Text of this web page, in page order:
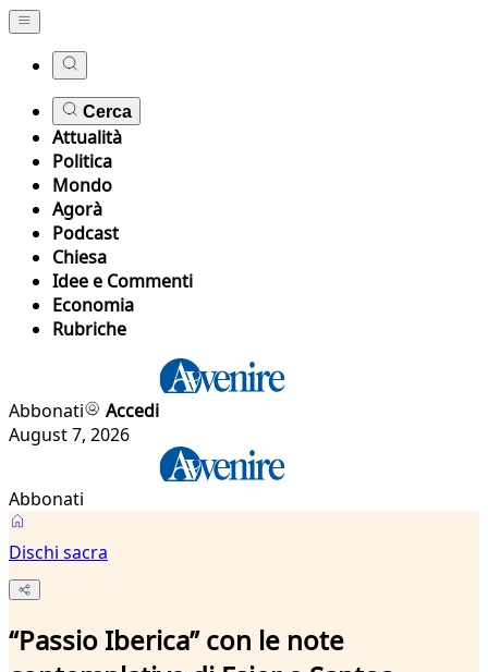
Cerca
Attualità
Politica
Mondo
Agorà
Podcast
Chiesa
Idee e Commenti
Economia
Rubriche
Abbonati
Accedi
August 7, 2026
Abbonati
Dischi sacra
“Passio Iberica” con le note